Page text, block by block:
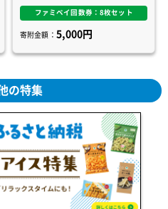
タ／ポルチーニ香るきのこ
のクリームスープパスタ
ファミペイ回数券：8枚セット
寄附金額： 5,000円
の特集